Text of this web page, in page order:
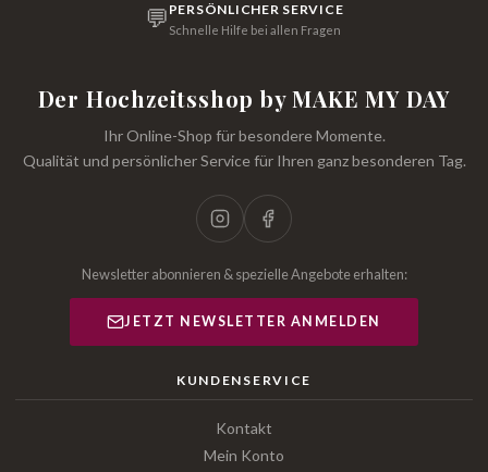
💬 PERSÖNLICHER SERVICE
Schnelle Hilfe bei allen Fragen
Der Hochzeitsshop by MAKE MY DAY
Ihr Online-Shop für besondere Momente.
Qualität und persönlicher Service für Ihren ganz besonderen Tag.
Newsletter abonnieren & spezielle Angebote erhalten:
JETZT NEWSLETTER ANMELDEN
KUNDENSERVICE
Kontakt
Mein Konto